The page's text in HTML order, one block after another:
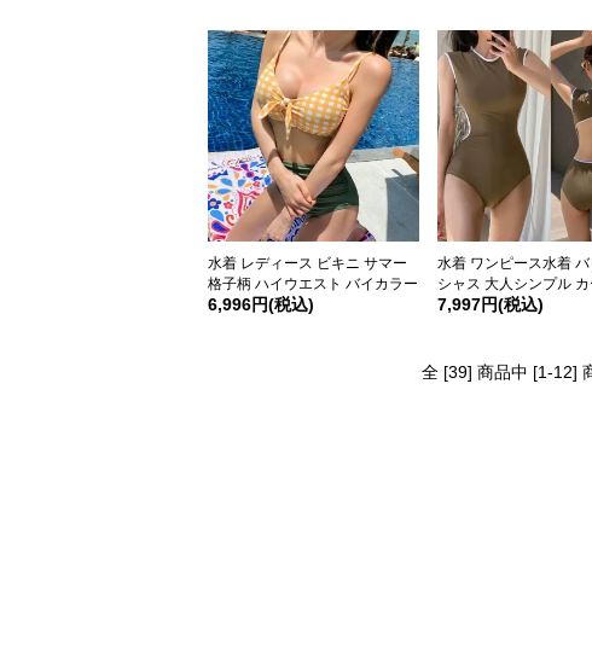
水着 レディース ビキニ サマー
格子柄 ハイウエスト バイカラー
6,996円(税込)
水着 ワンピース水着
シャス 大人シンプル カ
7,997円(税込)
全 [39] 商品中 [1-12]